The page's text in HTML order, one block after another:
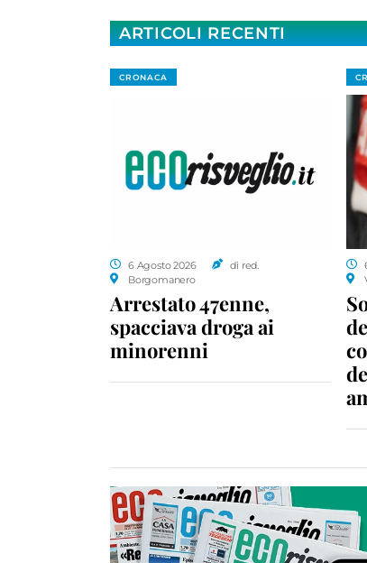
ARTICOLI RECENTI
CRONACA
6 Agosto 2026
di red.
Borgomanero
Arrestato 47enne,
spacciava droga ai
minorenni